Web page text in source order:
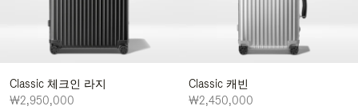
Classic 체크인 라지
₩2,950,000
Classic 캐빈
₩2,450,000